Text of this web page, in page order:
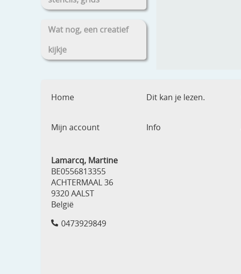
Wat nog, een creatief
kijkje
Home Dit kan je lezen.
Mijn account
Info
Lamarcq, Martine
BE0556813355
ACHTERMAAL 36
9320 AALST
België
0473929849